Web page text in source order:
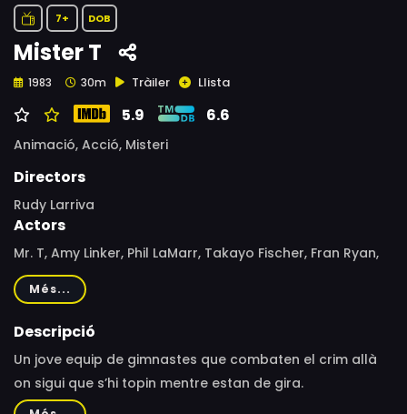
7+ DOB
Mister T
1983 30m Tràiler Llista
5.9 6.6
Animació, Acció, Misteri
Directors
Rudy Larriva
Actors
Mr. T, Amy Linker, Phil LaMarr, Takayo Fischer, Fran Ryan,
Shawn Lieber, Siu Ming Carson, Teddy Field III
Més...
Descripció
Un jove equip de gimnastes que combaten el crim allà
on sigui que s’hi topin mentre estan de gira.